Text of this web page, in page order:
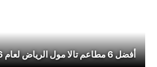
أفضل 6 مطاعم تالا مول الرياض لعام 2026